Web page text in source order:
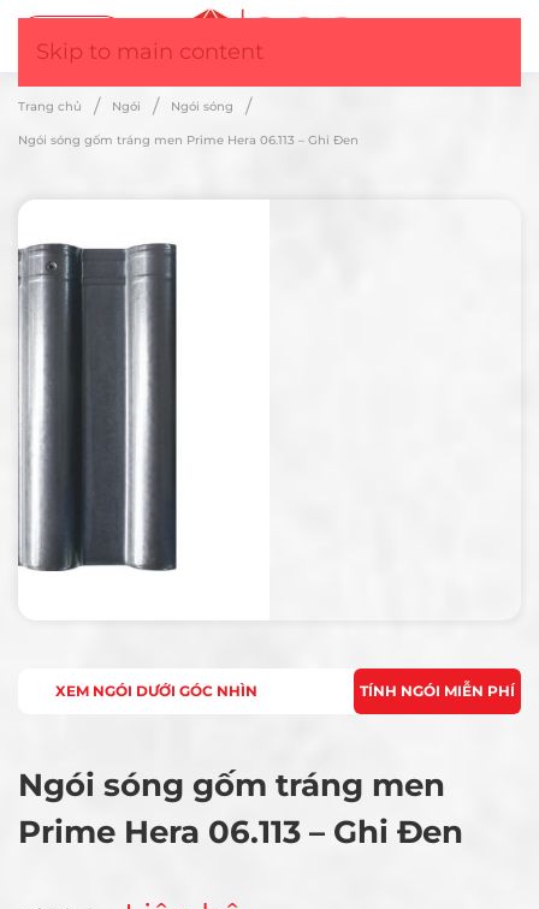
Skip to main content
Trang chủ Ngói Ngói sóng
Ngói sóng gốm tráng men Prime Hera 06.113 – Ghi Đen
XEM NGÓI DƯỚI GÓC NHÌN TÍNH NGÓI MIỄN PHÍ
Ngói sóng gốm tráng men
Prime Hera 06.113 – Ghi Đen